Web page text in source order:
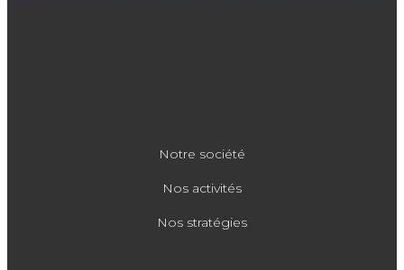
Notre société
Nos activités
Nos stratégies